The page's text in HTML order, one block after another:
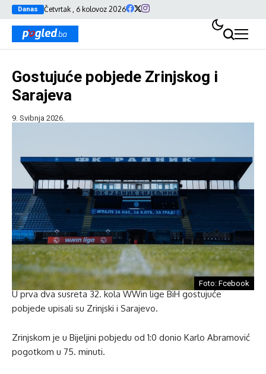
Danas Četvrtak , 6 kolovoz 2026
Gostujuće pobjede Zrinjskog i
Sarajeva
9. Svibnja 2026.
Foto: Fcebook
U prva dva susreta 32. kola WWin lige BiH gostujuće
pobjede upisali su Zrinjski i Sarajevo.
Zrinjskom je u Bijeljini pobjedu od 1:0 donio Karlo Abramović
pogotkom u 75. minuti.